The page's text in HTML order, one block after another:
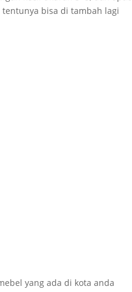
bisa di tambah lagi
yang ada di kota anda